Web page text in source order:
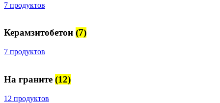
7 продуктов
Керамзитобетон (7)
7 продуктов
На граните (12)
12 продуктов